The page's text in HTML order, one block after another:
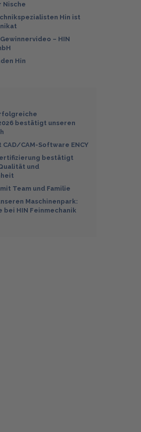
Nische
Hin ist
– HIN
Hin
bestätigt unseren
CAM-Software ENCY
bestätigt
und
Team und Familie
Maschinenpark:
bei HIN Feinmechanik